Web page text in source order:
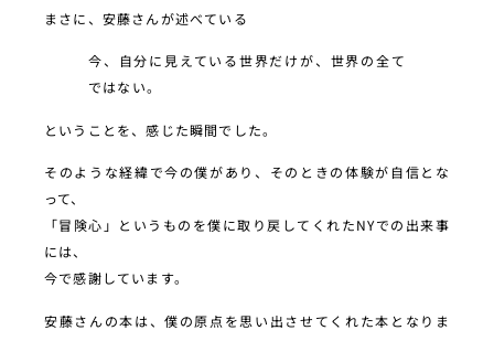
まさに、安藤さんが述べている
今、自分に見えている世界だけが、世界の全て
ではない。
ということを、感じた瞬間でした。
そのような経緯で今の僕があり、そのときの体験が自信とな
って、
「冒険心」というものを僕に取り戻してくれたNYでの出来事
には、
今で感謝しています。
安藤さんの本は、僕の原点を思い出させてくれた本となりま